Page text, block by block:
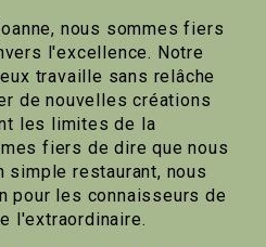
nous sommes fiers
l'excellence. Notre
travaille sans relâche
de nouvelles créations
les limites de la
fiers de dire que nous
simple restaurant, nous
pour les connaisseurs de
l'extraordinaire.